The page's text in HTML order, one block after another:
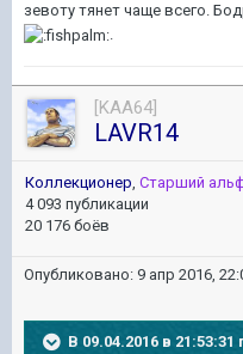
зевоту тянет чаще всего.
.
[KAA64]
LAVR14
Коллекционер, Старший
4 093 публикации
20 176 боёв
Опубликовано: 9 апр 2016,
В 09.04.2016 в